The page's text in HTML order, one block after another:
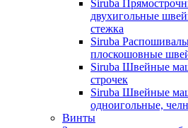
Siruba
двухигольные
стежка
Siruba
плоскошовные
Siruba Швейные
строчек
Siruba Швейные
одноигольные,
Винты